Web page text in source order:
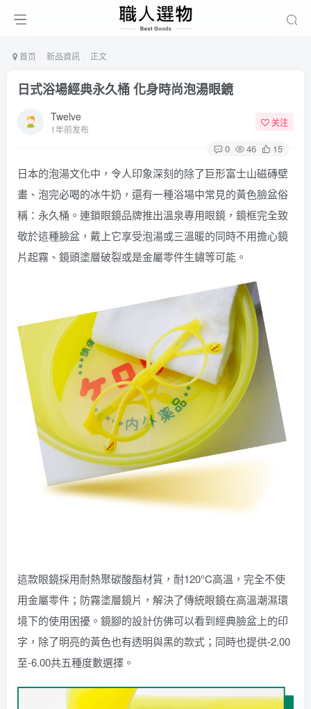
首页 新品資訊 正文
日式浴場經典永久桶 化身時尚泡湯眼鏡
Twelve
1年前发布
关注
0 46 15
日本的泡湯文化中，令人印象深刻的除了巨形富士山磁磚壁
畫、泡完必喝的冰牛奶，還有一種浴場中常見的黃色臉盆俗
稱：永久桶。連鎖眼鏡品牌推出溫泉專用眼鏡，鏡框完全致
敬於這種臉盆，戴上它享受泡湯或三溫暖的同時不用擔心鏡
片起霧、鏡頭塗層破裂或是金屬零件生鏽等可能。
這款眼鏡採用耐熱聚碳酸酯材質，耐120°C高溫，完全不使
用金屬零件；防霧塗層鏡片，解決了傳統眼鏡在高溫潮濕環
境下的使用困擾。鏡腳的設計仿佛可以看到經典臉盆上的印
字，除了明亮的黃色也有透明與黑的款式；同時也提供-2.00
至-6.00共五種度數選擇。